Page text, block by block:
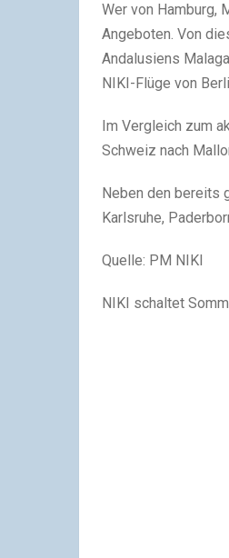
Wer von Hamburg,
Angeboten. Von
Andalusiens
NIKI-Flüge von
Im Vergleich zum
Schweiz nach
Neben den bereits
Karlsruhe,
Quelle: PM NIKI
NIKI schaltet